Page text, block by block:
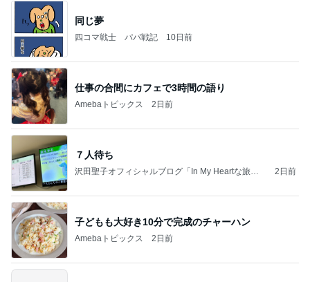
同じ夢
四コマ戦士 パパ戦記 10日前
仕事の合間にカフェで3時間の語り
Amebaトピックス 2日前
７人待ち
沢田聖子オフィシャルブログ「In My Heartな旅日
2日前
子どもも大好き10分で完成のチャーハン
Amebaトピックス 2日前